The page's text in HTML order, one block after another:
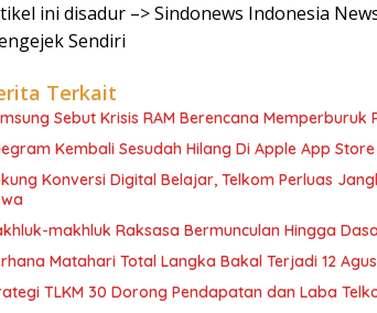
ini disadur –> Sindonews Indonesia
Sendiri
Terkait
Sebut Krisis RAM Berencana Memperburuk
Kembali Sesudah Hilang Di Apple App Store
Konversi Digital Belajar, Telkom Perluas
makhluk Raksasa Bermunculan Hingga
Matahari Total Langka Bakal Terjadi 12
TLKM 30 Dorong Pendapatan dan Laba